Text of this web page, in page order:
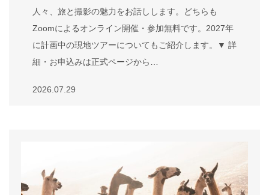
人々、旅と撮影の魅力をお話しします。どちらも
Zoomによるオンライン開催・参加無料です。2027年
に計画中の現地ツアーについてもご紹介します。▼ 詳
細・お申込みは正式ページから…
2026.07.29